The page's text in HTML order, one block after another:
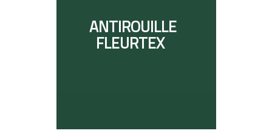
ANTIROUILLE
FLEURTEX